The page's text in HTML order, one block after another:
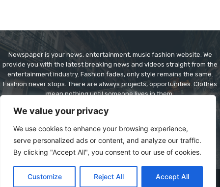
We value your privacy
We use cookies to enhance your browsing experience,
serve personalized ads or content, and analyze our traffic.
By clicking "Accept All", you consent to our use of cookies.
Customize Reject All Accept All
Newspaper is your news, entertainment, music fashion website. We
provide you with the latest breaking news and videos straight from the
entertainment industry. Fashion fades, only style remains the same.
Fashion never stops. There are always projects, opportunities. Clothes
mean nothing until someone lives in them.
Contact us:contact@yoursite.com
© Copyright - Newspaper WordPress Theme by TagDiv